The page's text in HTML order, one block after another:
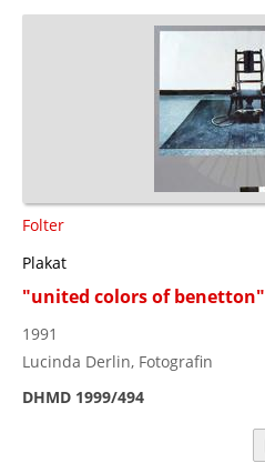
Folter
Plakat
"united colors of benetton"
1991
Lucinda Derlin, Fotografin
DHMD 1999/494